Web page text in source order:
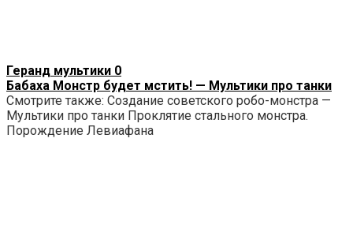
Геранд мультики 0
Бабаха Монстр будет мстить! — Мультики про танки
Смотрите также: Создание советского робо-монстра —
Мультики про танки Проклятие стального монстра.
Порождение Левиафана